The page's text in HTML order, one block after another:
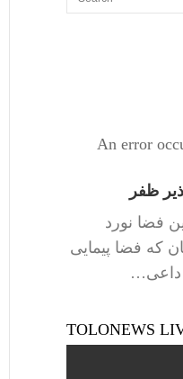
An error
ظفر
فضا نورد
که فضا پیمایی
داعی…
TOLONEWS